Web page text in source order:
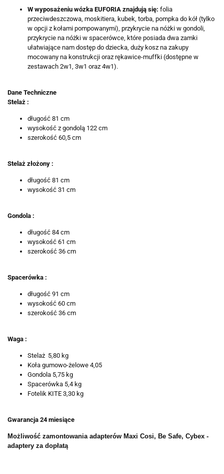
W wyposażeniu wózka EUFORIA znajdują się: folia
przeciwdeszczowa, moskitiera, kubek, torba, pompka do kół (tylko
w opcji z kołami pompowanymi), przykrycie na nóżki w gondoli,
przykrycie na nóżki w spacerówce, które posiada dwa zamki
ułatwiające nam dostęp do dziecka, duży kosz na zakupy
mocowany na konstrukcji oraz rękawice-muffki (dostępne w
zestawach 2w1, 3w1 oraz 4w1).
Dane Techniczne
Stelaż :
długość 81 cm
wysokość z gondolą 122 cm
szerokość 60,5 cm
Stelaż złożony :
długość 81 cm
wysokość 31 cm
Gondola :
długość 84 cm
wysokość 61 cm
szerokość 36 cm
Spacerówka :
długość 91 cm
wysokość 60 cm
szerokość 36 cm
Waga :
Stelaż 5,80 kg
Koła gumowo-żelowe 4,05
Gondola 5,75 kg
Spacerówka 5,4 kg
Fotelik KITE 3,30 kg
Gwarancja 24 miesiące
Możliwość zamontowania adapterów Maxi Cosi, Be Safe, Cybex -
adaptery za dopłatą